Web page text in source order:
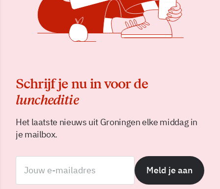
Schrijf je nu in voor de
luncheditie
Het laatste nieuws uit Groningen elke middag in
je mailbox.
Meld je aan